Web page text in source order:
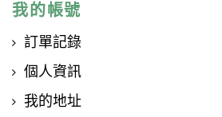
我的帳號
訂單記錄
個人資訊
我的地址